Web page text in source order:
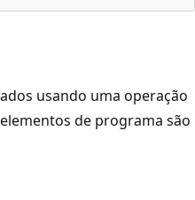
usando uma operação
de programa são